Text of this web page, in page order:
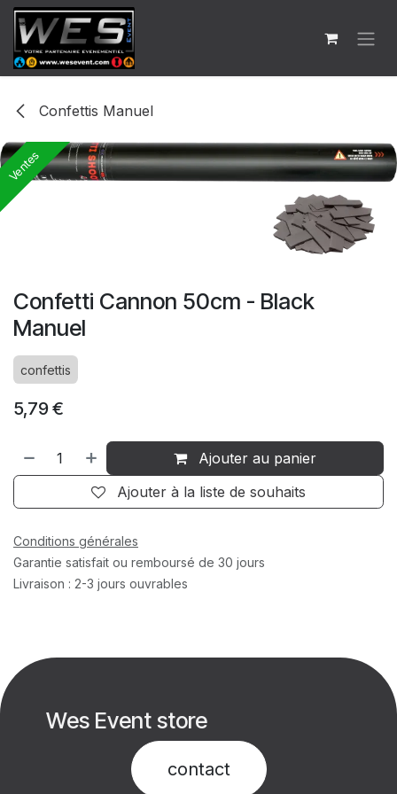
Se rendre au contenu
Confettis Manuel
Ventes
Confetti Cannon 50cm - Black
Manuel
confettis
5,79€
Ajouter au panier
Ajouter à la liste de souhaits
Conditions générales
Garantie satisfait ou remboursé de 30 jours
Livraison : 2-3 jours ouvrables
Wes Event store
contact​